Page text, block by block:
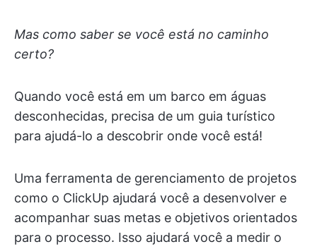
Mas como saber se você está no caminho
certo?
Quando você está em um barco em águas
desconhecidas, precisa de um guia turístico
para ajudá-lo a descobrir onde você está!
Uma ferramenta de gerenciamento de projetos
como o ClickUp ajudará você a desenvolver e
acompanhar suas metas e objetivos orientados
para o processo. Isso ajudará você a medir o